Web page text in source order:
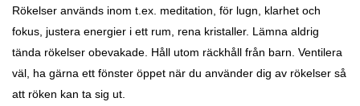
Rökelser används inom t.ex. meditation, för lugn, klarhet och
fokus, justera energier i ett rum, rena kristaller. Lämna aldrig
tända rökelser obevakade. Håll utom räckhåll från barn. Ventilera
väl, ha gärna ett fönster öppet när du använder dig av rökelser så
att röken kan ta sig ut.